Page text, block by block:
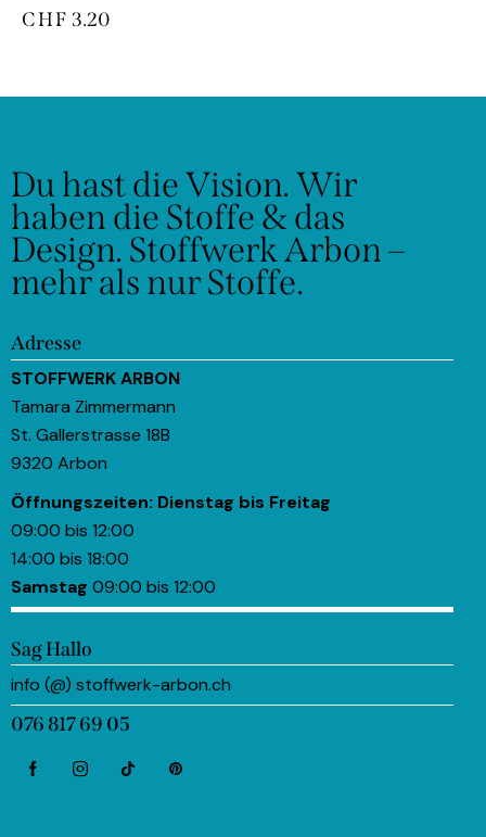
CHF 3.20
Du hast die Vision.Wir
haben die Stoffe & das
Design. Stoffwerk Arbon –
mehr als nur Stoffe.
Adresse
STOFFWERK ARBON
Tamara Zimmermann
St. Gallerstrasse 18B
9320 Arbon
Öffnungszeiten: Dienstag bis Freitag
09:00 bis 12:00
14:00 bis 18:00
Samstag 09:00 bis 12:00
Sag Hallo
info (@) stoffwerk-arbon.ch
076 817 69 05